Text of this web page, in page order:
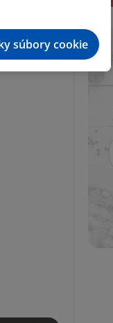
súbory cookie